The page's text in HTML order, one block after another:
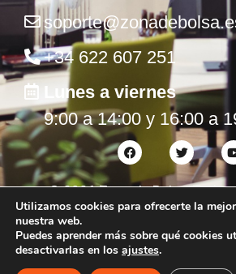
+34 622 607 251
Lunes a viernes
9:00 a 14:00 y 16:00 a
©2026Zona de Bolsa.
reservados.
Utilizamos cookies para ofrecerte la
nuestra web.
Puedes aprender más sobre qué cookies
desactivarlas en los ajustes.